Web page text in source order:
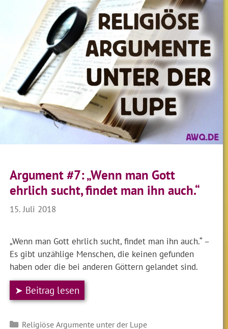
Argument #7: „Wenn man Gott
ehrlich sucht, findet man ihn auch.“
15. Juli 2018
„Wenn man Gott ehrlich sucht, findet man ihn auch.“ –
Es gibt unzählige Menschen, die keinen gefunden
haben oder die bei anderen Göttern gelandet sind.
➤ Beitrag lesen
Kategorien
Religiöse Argumente unter der Lupe